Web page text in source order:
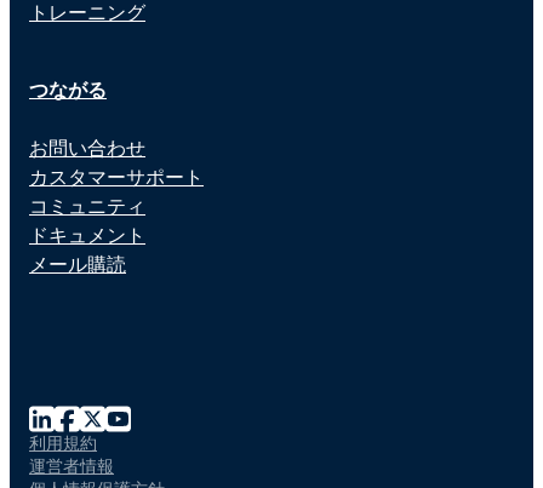
トレーニング
つながる
お問い合わせ
カスタマーサポート
コミュニティ
ドキュメント
メール購読
利用規約
運営者情報